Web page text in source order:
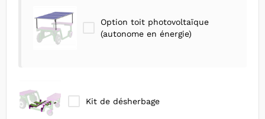
Option toit photovoltaïque
(autonome en énergie)
Kit de désherbage